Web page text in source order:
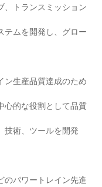
、トランスミッション
テムを開発し、グロー
ン生産品質達成のため
心的な役割として品質
技術、ツールを開発
のパワートレイン先進